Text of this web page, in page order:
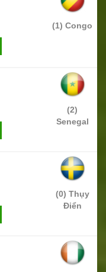
(1) Congo
(2)
Senegal
(0) Thụy
Điển